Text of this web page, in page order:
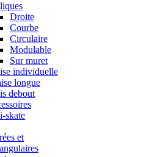
Droite
Courbe
Circulaire
Modulable
Sur muret
individuelle
longue
debout
skate
et